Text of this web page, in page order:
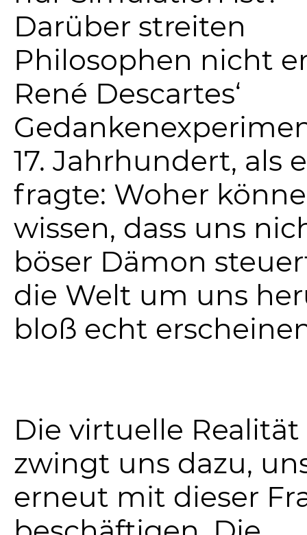
Darüber streiten
Philosophen nicht
René Descartes‘
17. Jahrhundert, als
fragte: Woher
wissen, dass uns
böser Dämon
die Welt um uns
bloß echt
Die virtuelle Realität
zwingt uns dazu,
erneut mit dieser